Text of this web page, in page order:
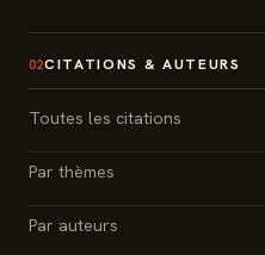
02CITATIONS & AUTEURS
Toutes les citations
Par thèmes
Par auteurs